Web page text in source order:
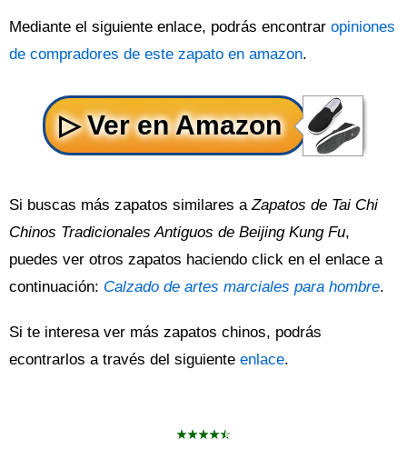
Mediante el siguiente enlace, podrás encontrar opiniones
de compradores de este zapato en amazon.
Si buscas más zapatos similares aZapatos de Tai Chi
Chinos Tradicionales Antiguos de Beijing Kung Fu,
puedes ver otros zapatos haciendo click en el enlace a
continuación: Calzado de artes marciales para hombre.
Si te interesa ver más zapatos chinos, podrás
econtrarlos a través del siguiente enlace.